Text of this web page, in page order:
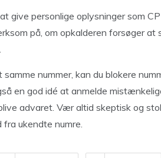
give personlige oplysninger som
på, om opkalderen forsøger at
nummer, kan du blokere
en god idé at anmelde
advaret. Vær altid skeptisk og
ukendte numre.